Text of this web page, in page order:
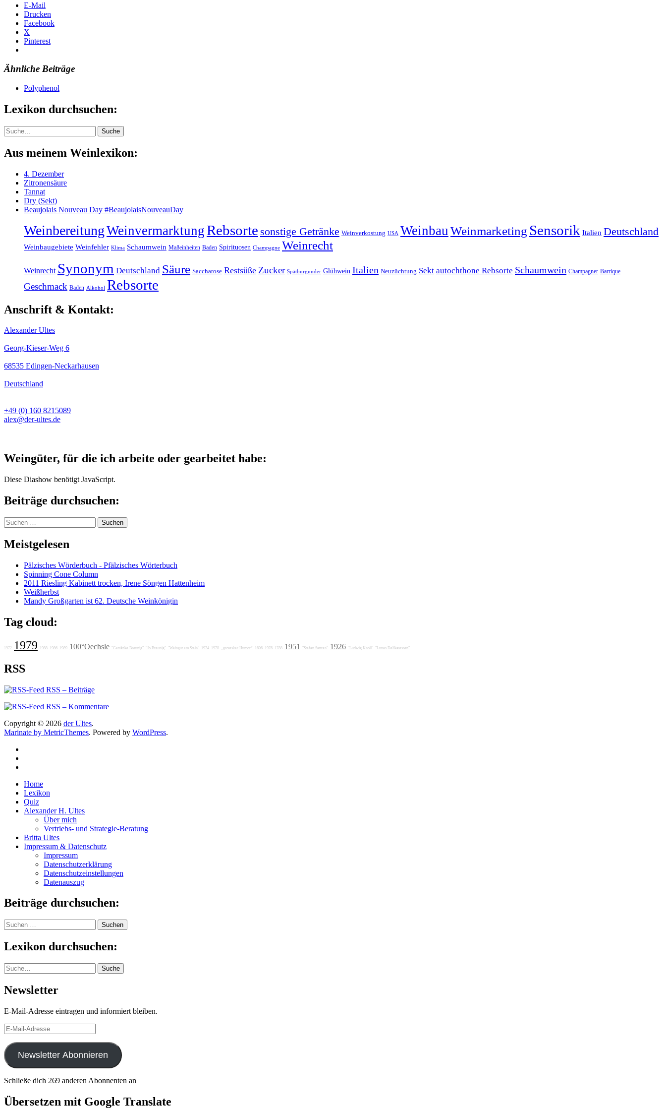
E-Mail
Drucken
Facebook
X
Pinterest
Ähnliche Beiträge
Polyphenol
Lexikon durchsuchen:
Suche Suche
Aus meinem Weinlexikon:
4. Dezember
Zitronensäure
Tannat
Dry (Sekt)
Beaujolais Nouveau Day #BeaujolaisNouveauDay
WeinbereitungWeinvermarktungRebsorte sonstige Getränke Weinverkostung USA Weinbau Weinmarketing Sensorik Italien Deutschland
Weinbaugebiete Weinfehler Klima Schaumwein Maßeinheiten Baden Spirituosen Champagne Weinrecht
Weinrecht Synonym Deutschland Säure Saccharose Restsüße Zucker Spätburgunder Glühwein Italien Neuzüchtung Sekt autochthone Rebsorte Schaumwein Champagner Barrique
Geschmack Baden Alkohol Rebsorte
Anschrift & Kontakt:
Alexander Ultes
Georg-Kieser-Weg 6
68535 Edingen-Neckarhausen
Deutschland
+49 (0) 160 8215089
alex@der-ultes.de
Weingüter, für die ich arbeite oder gearbeitet habe:
Diese Diashow benötigt JavaScript.
Beiträge durchsuchen:
Suchen
nach:
Meistgelesen
Pälzisches Wörderbuch - Pfälzisches Wörterbuch
Spinning Cone Column
2011 Riesling Kabinett trocken, Irene Söngen Hattenheim
Weißherbst
Mandy Großgarten ist 62. Deutsche Weinkönigin
Tag cloud:
1972 1979 1988 1986 1989 100°Oechsle "Getränke Breunig" "Jo Breunig" "Weingut am Stein" 1974 1978 „grotesker Humor“ 1606 1976 1788 1951 "Stefan Sattran" 1926 "Ludwig Knoll" "Lunas Delikatessen"
RSS
RSS – Beiträge
RSS – Kommentare
Copyright © 2026 der Ultes.
Marinate by MetricThemes. Powered by WordPress.
Home
Lexikon
Quiz
Alexander H. Ultes
Über mich
Vertriebs- und Strategie-Beratung
Britta Ultes
Impressum & Datenschutz
Impressum
Datenschutzerklärung
Datenschutzeinstellungen
Datenauszug
Beiträge durchsuchen:
Suchen
nach:
Lexikon durchsuchen:
Suche Suche
Newsletter
E-Mail-Adresse eintragen und informiert bleiben.
E-
Mail-
Adresse
Newsletter Abonnieren
Schließe dich 269 anderen Abonnenten an
Übersetzen mit Google Translate